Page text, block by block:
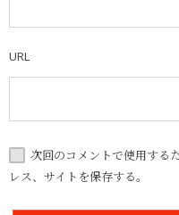
URL
次回のコメントで使用する
レス、サイトを保存する。